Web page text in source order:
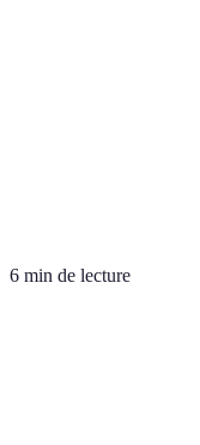
6 min de lecture